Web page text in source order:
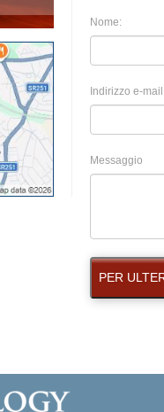
Nome:
Indirizzo e-
Messaggio
PER